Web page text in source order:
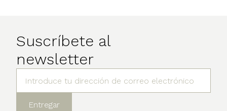
Suscríbete al
newsletter